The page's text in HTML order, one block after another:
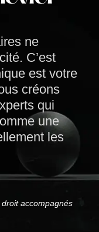
ne
C’est
est votre
créons
qui
une
les
accompagnés